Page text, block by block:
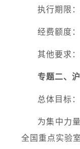
执行期限：
经费额度
其他要求
专题二、
总体目标：
为集中力
全国重点实验